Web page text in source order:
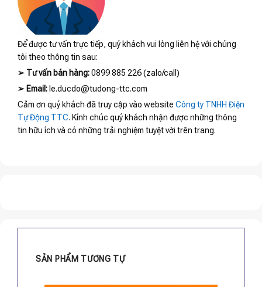
Để được tư vấn trực tiếp, quý khách vui lòng liên hệ với chúng
tôi theo thông tin sau:
➢ Tư vấn bán hàng:0899 885 226 (zalo/call)
➢ Email: le.ducdo@tudong-ttc.com
Cảm ơn quý khách đã truy cập vào website Công ty TNHH Điện
Tự Động TTC. Kính chúc quý khách nhận được những thông
tin hữu ích và có những trải nghiệm tuyệt vời trên trang.
SẢN PHẨM TƯƠNG TỰ